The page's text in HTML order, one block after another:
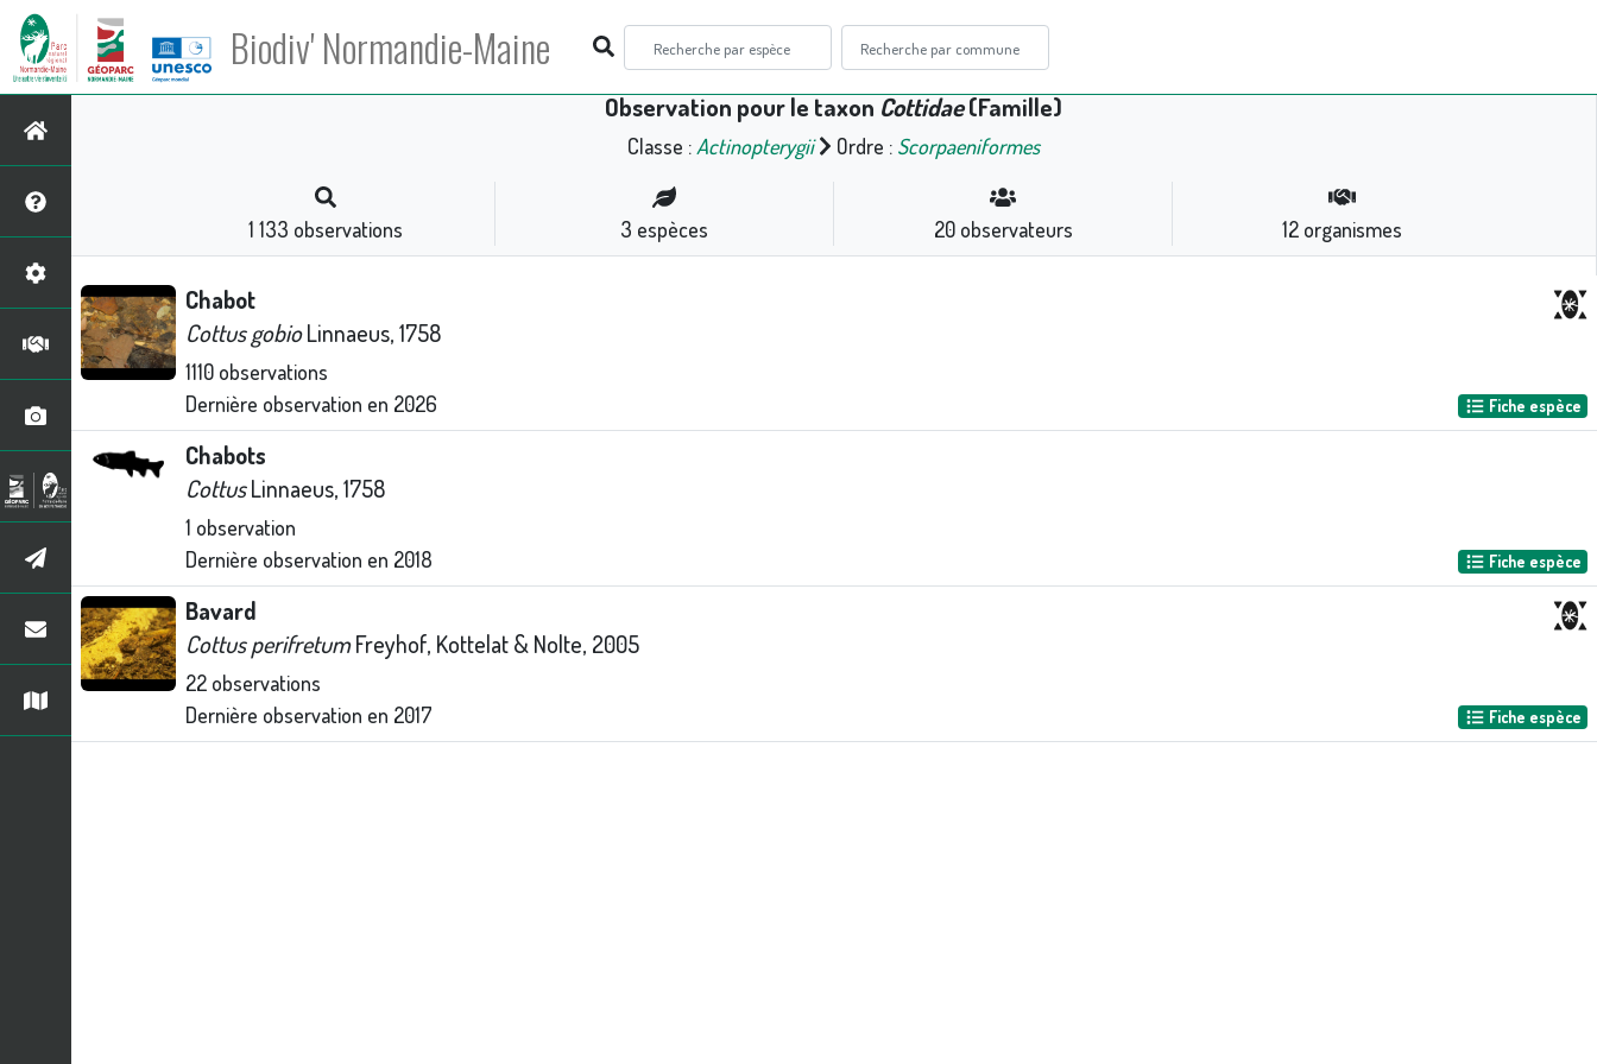
Biodiv' Normandie-Maine
Observation pour le taxon Cottidae(Famille)
Classe :Actinopterygii Ordre : Scorpaeniformes
1 133 observations 3 espèces 20observateurs 12organismes
Chabot
Cottus gobioLinnaeus, 1758
1110 observations
Dernière observation en 2026 Fiche espèce
Chabots
CottusLinnaeus, 1758
1 observation
Dernière observation en 2018 Fiche espèce
Bavard
Cottus perifretumFreyhof, Kottelat & Nolte, 2005
22 observations
Dernière observation en 2017 Fiche espèce